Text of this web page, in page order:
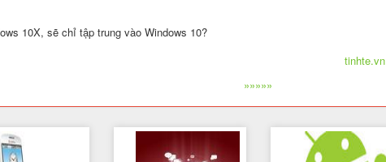
10X, sẽ chỉ tập trung vào Windows 10?
tinhte.vn
»»»»»